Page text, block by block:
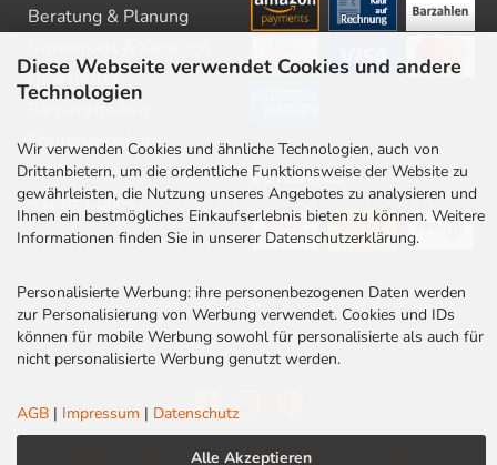
Diese Webseite verwendet Cookies und andere
Technologien
Wir verwenden Cookies und ähnliche Technologien, auch von
Drittanbietern, um die ordentliche Funktionsweise der Website zu
gewährleisten, die Nutzung unseres Angebotes zu analysieren und
Ihnen ein bestmögliches Einkaufserlebnis bieten zu können. Weitere
Informationen finden Sie in unserer Datenschutzerklärung.
Personalisierte Werbung: ihre personenbezogenen Daten werden
zur Personalisierung von Werbung verwendet. Cookies und IDs
können für mobile Werbung sowohl für personalisierte als auch für
nicht personalisierte Werbung genutzt werden.
AGB | Impressum | Datenschutz
Alle Akzeptieren
Beratung & Planung
Newsletter
Barrierefreiheit
Stellenangebote
Kontakt
Rabatt Codes
VERSAND
Impressum | Datenschutz